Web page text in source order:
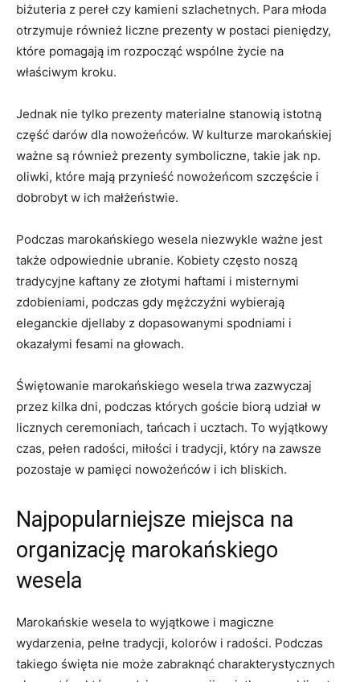
biżuteria z ⁣pereł czy‍ kamieni ⁤szlachetnych. Para ​młoda
otrzymuje również liczne prezenty w postaci ⁢pieniędzy,
które pomagają im‌ rozpocząć​ wspólne życie na⁤
właściwym kroku.
Jednak nie tylko ⁢prezenty materialne‍ stanowią istotną
część⁤ darów dla nowożeńców. W kulturze marokańskiej
ważne⁣ są również prezenty ⁢symboliczne, takie ​jak np.
oliwki, które mają przynieść⁤ nowożeńcom szczęście ⁤i⁤
dobrobyt w⁤ ich⁢ małżeństwie.
Podczas marokańskiego wesela niezwykle ważne jest
także ⁢odpowiednie ​ubranie.⁤ Kobiety często noszą
tradycyjne kaftany ze złotymi haftami i misternymi⁤
zdobieniami, podczas gdy mężczyźni wybierają
eleganckie djellaby z dopasowanymi spodniami ‌i
‍okazałymi⁣ fesami na‍ głowach.
Świętowanie marokańskiego ‌wesela‌ trwa zazwyczaj
przez kilka​ dni, podczas których goście biorą udział⁢ w
licznych ceremoniach, tańcach⁢ i ucztach. To‌ wyjątkowy⁣
czas, pełen radości,​ miłości⁢ i tradycji, który‍ na zawsze‍
pozostaje w pamięci nowożeńców i ​ich bliskich.
Najpopularniejsze miejsca na
organizację marokańskiego
wesela
Marokańskie ​wesela ⁢to wyjątkowe i magiczne
wydarzenia, pełne tradycji, kolorów i radości.​ Podczas
takiego⁤ święta nie może zabraknąć ‍charakterystycznych